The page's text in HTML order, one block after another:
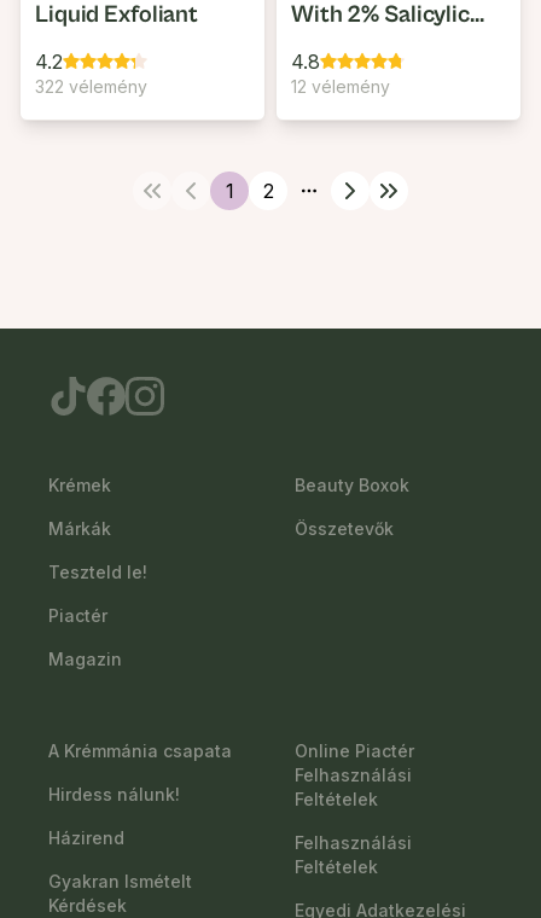
Liquid Exfoliant
4.2
322 vélemény
With 2% Salicylic
Acid
4.8
12 vélemény
1 2
More pages
Krémek
Márkák
Teszteld le!
Piactér
Magazin
Beauty Boxok
Összetevők
A Krémmánia csapata
Hirdess nálunk!
Házirend
Gyakran Ismételt
Kérdések
Online Piactér
Felhasználási
Feltételek
Felhasználási
Feltételek
Egyedi Adatkezelési